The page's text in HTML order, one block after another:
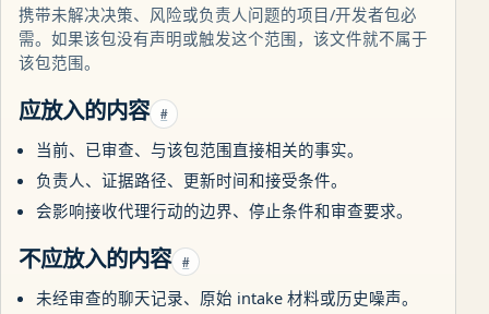
携带未解决决策、风险或负责人问题的项目/开发者包必
需。如果该包没有声明或触发这个范围，该文件就不属于
该包范围。
应放入的内容 #
当前、已审查、与该包范围直接相关的事实。
负责人、证据路径、更新时间和接受条件。
会影响接收代理行动的边界、停止条件和审查要求。
不应放入的内容 #
未经审查的聊天记录、原始 intake 材料或历史噪声。